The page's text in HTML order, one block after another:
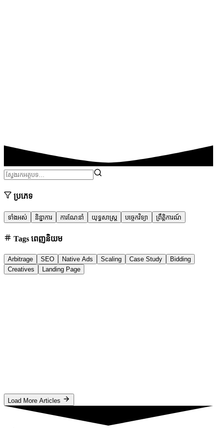
ប្រភេទ
ទាំងអស់ និន្នាការ ការណែនាំ យុទ្ធសាស្ត្រ បច្ចេកវិទ្យា ព្រឹត្តិការណ៍
Tags ពេញនិយម
Arbitrage SEO Native Ads Scaling Case Study
Bidding
Creatives
Landing Page
Load More Articles